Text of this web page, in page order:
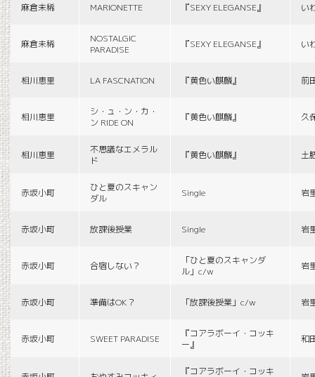
麻倉未稀 MARIONETTE 『SEXY ELEGANSE』 い
麻倉未稀
NOSTALGIC
PARADISE
『SEXY ELEGANSE』 い
相川恵里 LA FASCNATION 『黄色い麒麟』 前
相川恵里
シ・ュ・ン・カ・
ン RIDE ON
『黄色い麒麟』 久
相川恵里
不思議なエメラル
ド
『黄色い麒麟』 土
赤坂小町
ひと夏のスキャン
ダル
Single 岩
赤坂小町 放課後授業 Single 岩
赤坂小町 合宿しない？
「ひと夏のスキャンダ
ル」c/w
岩
赤坂小町 準備はOK？ 「放課後授業」c/w 岩
赤坂小町 SWEET PARADISE
『コアラボーイ・コッキ
ー』
和
『コアラボーイ・コッキ